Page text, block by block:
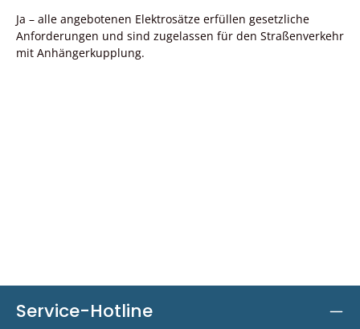
Ja – alle angebotenen Elektrosätze erfüllen gesetzliche
Anforderungen und sind zugelassen für den Straßenverkehr
mit Anhängerkupplung.
Service-Hotline